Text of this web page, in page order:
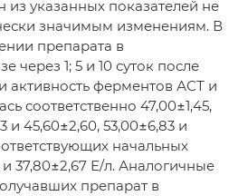
из указанных показателей не
значимым изменениям. В
препарата в
через 1; 5 и 10 суток после
активность ферментов АСТ и
соответственно 47,00±1,45,
и 45,60±2,60, 53,00±6,83 и
начальных
37,80±2,67 Е/л. Аналогичные
препарат в